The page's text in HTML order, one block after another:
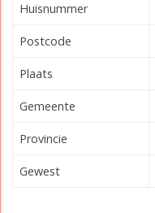
Huisnummer
Postcode
Plaats
Gemeente
Provincie
Gewest